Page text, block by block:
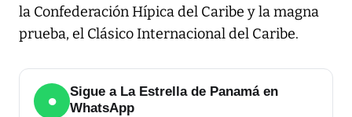
la Confederación Hípica del Caribe y la magna
prueba, el Clásico Internacional del Caribe.
●
Sigue a La Estrella de Panamá en
WhatsApp